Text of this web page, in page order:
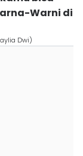
Warni di
Dwi)